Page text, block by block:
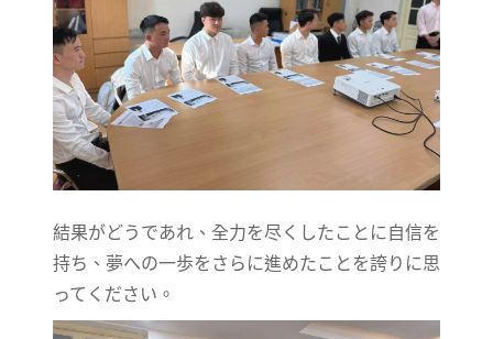
結果がどうであれ、全力を尽くしたことに自信を
持ち、夢への一歩をさらに進めたことを誇りに思
ってください。